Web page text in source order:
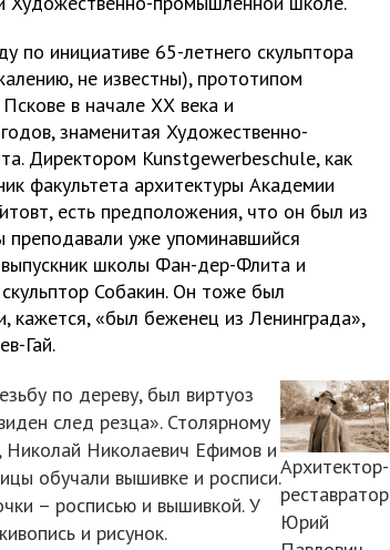
по инициативе 65-летнего скульптора
не известны), прототипом
в начале ХХ века и
знаменитая Художественно-
Директором Kunstgewerbeschule, как
факультета архитектуры Академии
есть предположения, что он был из
уже упоминавшийся
школы Фан-дер-Флита и
Собакин. Он тоже был
кажется, «был беженец из Ленинграда»,
Гай.
Архитектор-
реставратор
Юрий
по дереву, был виртуоз
след резца». Столярному
Николай Николаевич Ефимов и
обучали вышивке и росписи.
– росписью и вышивкой. У
и рисунок.